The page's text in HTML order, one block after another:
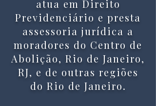
atua em Direito
Previdenciário e presta
assessoria jurídica a
moradores do Centro de
Abolição, Rio de Janeiro,
RJ, e de outras regiões
do Rio de Janeiro.